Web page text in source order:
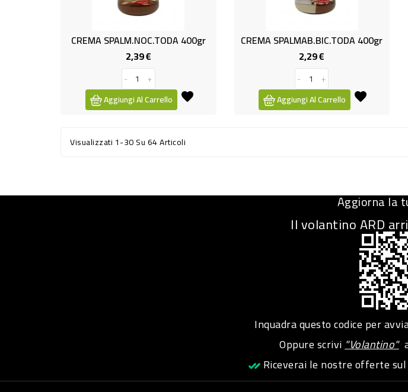
CREMA SPALM.NOC.TODA 400gr
2,39 €Prezzo
-
+
Aggiungi Al Carrello
CREMA SPALMAB.BIC.TODA 400gr
2,29 €
-
+
Aggiungi Al Carrello
Visualizzati 1-30 Su 64 Articoli
Aggiorna la
Il volantino ARD
Inquadra questo codice per
Oppure scrivi"Volantino"
Riceverai le nostre offerte